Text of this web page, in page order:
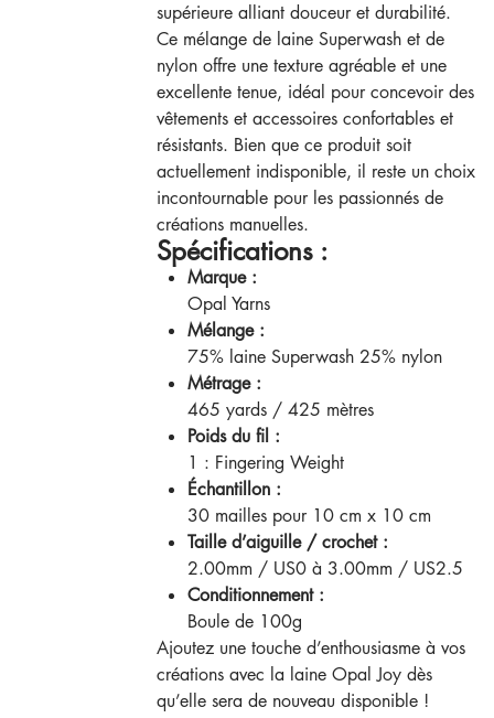
supérieure alliant douceur et durabilité.
Ce mélange de laine Superwash et de
nylon offre une texture agréable et une
excellente tenue, idéal pour concevoir des
vêtements et accessoires confortables et
résistants. Bien que ce produit soit
actuellement indisponible, il reste un choix
incontournable pour les passionnés de
créations manuelles.
Spécifications :
Marque :
Opal Yarns
Mélange :
75% laine Superwash 25% nylon
Métrage :
465 yards / 425 mètres
Poids du fil :
1 : Fingering Weight
Échantillon :
30 mailles pour 10 cm x 10 cm
Taille d’aiguille / crochet :
2.00mm / US0 à 3.00mm / US2.5
Conditionnement :
Boule de 100g
Ajoutez une touche d’enthousiasme à vos
créations avec la laine Opal Joy dès
qu’elle sera de nouveau disponible !